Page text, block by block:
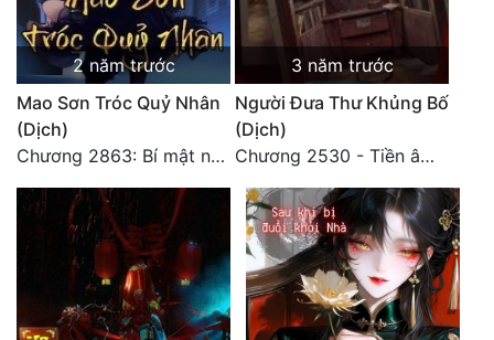
2 năm trước
Mao Sơn Tróc Quỷ Nhân
(Dịch)
Chương 2863: Bí mật nhất 2
3 năm trước
Người Đưa Thư Khủng Bố
(Dịch)
Chương 2530 - Tiền âm phủ (2)